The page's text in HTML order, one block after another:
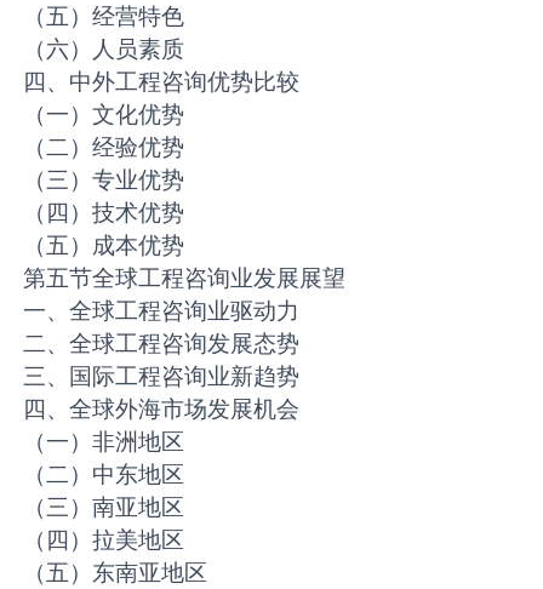
（五）经营特色
（六）人员素质
四、中外工程咨询优势比较
（一）文化优势
（二）经验优势
（三）专业优势
（四）技术优势
（五）成本优势
第五节全球工程咨询业发展展望
一、全球工程咨询业驱动力
二、全球工程咨询发展态势
三、国际工程咨询业新趋势
四、全球外海市场发展机会
（一）非洲地区
（二）中东地区
（三）南亚地区
（四）拉美地区
（五）东南亚地区